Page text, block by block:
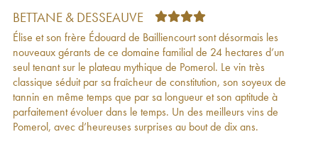
L'Hospitalet de Gazin Second Vin
2008
Château Gazin 2007
L'Hospitalet de Gazin Second Vin2007 25€
Château Gazin 2006 67€
L'Hospitalet de Gazin Second Vin2006 19€
Château Gazin2005 126€
L'Hospitalet de Gazin Second Vin2005 21€
Château Gazin 2004 75€
Château Gazin2003 52
BETTANE & DESSEAUVE
Élise et son frère Édouard de Bailliencourt sont désormais les
nouveaux gérants de ce domaine familial de 24 hectares d’un
seul tenant sur le plateau mythique de Pomerol. Le vin très
classique séduit par sa fraîcheur de constitution, son soyeux de
tannin en même temps que par sa longueur et son aptitude à
parfaitement évoluer dans le temps. Un des meilleurs vins de
Pomerol, avec d’heureuses surprises au bout de dix ans.